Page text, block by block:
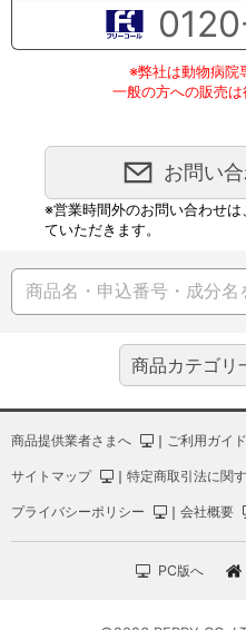
※弊社は動物病院
一般の方への販売は
お問い
※営業時間外のお問い合わせ
ていただきます。
商品カテゴリ
商品提供業者さまへ ｜ ご利用ガイド
サイトマップ ｜ 特定商取引法に関
プライバシーポリシー ｜ 会社概要
PC版へ